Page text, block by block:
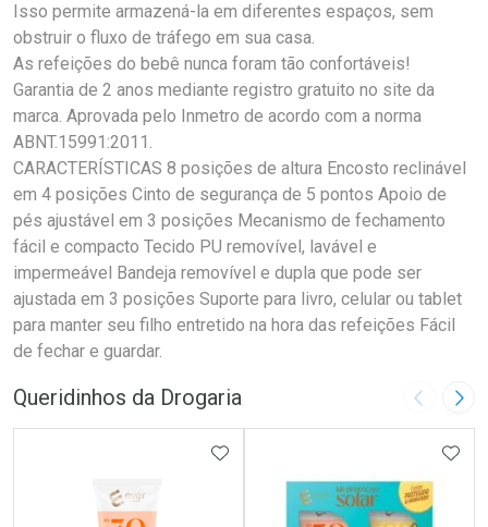
Isso permite armazená-la em diferentes espaços, sem
obstruir o fluxo de tráfego em sua casa.
As refeições do bebê nunca foram tão confortáveis!
Garantia de 2 anos mediante registro gratuito no site da
marca. Aprovada pelo Inmetro de acordo com a norma
ABNT.15991:2011.
CARACTERÍSTICAS 8 posições de altura Encosto reclinável
em 4 posições Cinto de segurança de 5 pontos Apoio de
pés ajustável em 3 posições Mecanismo de fechamento
fácil e compacto Tecido PU removível, lavável e
impermeável Bandeja removível e dupla que pode ser
ajustada em 3 posições Suporte para livro, celular ou tablet
para manter seu filho entretido na hora das refeições Fácil
de fechar e guardar.
Queridinhos da Drogaria Imagem
ADICIONAR AOS FAVORITOS